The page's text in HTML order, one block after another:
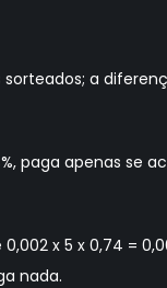
a
paga apenas se
x 5 x 0,74 =
nada.